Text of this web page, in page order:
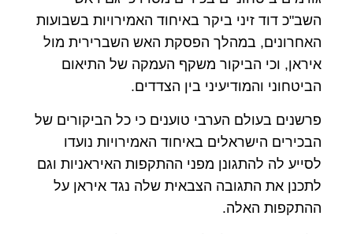
השב"כ דוד זיני ביקר באיחוד האמירויות בשבועות
האחרונים, במהלך הפסקת האש השברירית מול
איראן, וכי הביקור משקף העמקה של התיאום
הביטחוני והמודיעיני בין הצדדים.
פרשנים בעולם הערבי טוענים כי כל הביקורים של
הבכירים הישראלים באיחוד האמירויות נועדו
לסייע לה להתגונן מפני ההתקפות האיראניות וגם
לתכנן את התגובה הצבאית שלה נגד איראן על
ההתקפות האלה.